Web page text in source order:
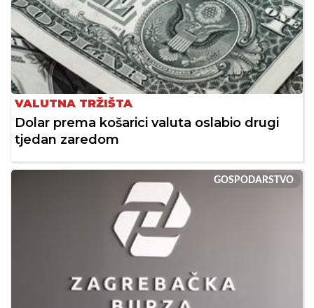
VALUTNA TRŽIŠTA
Dolar prema košarici valuta oslabio drugi
tjedan zaredom
GOSPODARSTVO